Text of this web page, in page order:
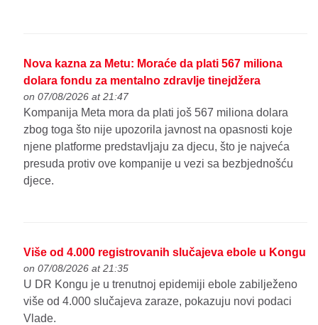
Nova kazna za Metu: Moraće da plati 567 miliona
dolara fondu za mentalno zdravlje tinejdžera
on 07/08/2026 at 21:47
Kompanija Meta mora da plati još 567 miliona dolara
zbog toga što nije upozorila javnost na opasnosti koje
njene platforme predstavljaju za djecu, što je najveća
presuda protiv ove kompanije u vezi sa bezbjednošću
djece.
Više od 4.000 registrovanih slučajeva ebole u Kongu
on 07/08/2026 at 21:35
U DR Kongu je u trenutnoj epidemiji ebole zabilježeno
više od 4.000 slučajeva zaraze, pokazuju novi podaci
Vlade.